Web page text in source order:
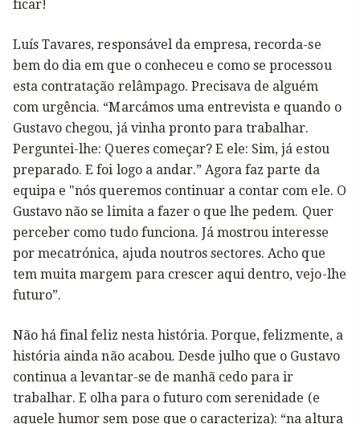
ficar!
Luís Tavares, responsável da empresa, recorda-se
bem do dia em que o conheceu e como se processou
esta contratação relâmpago. Precisava de alguém
com urgência. “Marcámos uma entrevista e quando o
Gustavo chegou, já vinha pronto para trabalhar.
Perguntei-lhe: Queres começar? E ele: Sim, já estou
preparado. E foi logo a andar.” Agora faz parte da
equipa e "nós queremos continuar a contar com ele. O
Gustavo não se limita a fazer o que lhe pedem. Quer
perceber como tudo funciona. Já mostrou interesse
por mecatrónica, ajuda noutros sectores. Acho que
tem muita margem para crescer aqui dentro, vejo-lhe
futuro”.
Não há final feliz nesta história. Porque, felizmente, a
história ainda não acabou. Desde julho que o Gustavo
continua a levantar-se de manhã cedo para ir
trabalhar. E olha para o futuro com serenidade (e
aquele humor sem pose que o caracteriza): “na altura